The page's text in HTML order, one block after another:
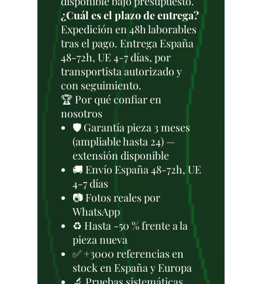
¿Cuál es el plazo de entrega?
Expedición en 48h laborables
tras el pago. Entrega España
48-72h, UE 4-7 días, por
transportista autorizado y
con seguimiento.
🏆 Por qué confiar en
nosotros
🛡️ Garantía pieza 3 meses
(ampliable hasta 24) —
extensión disponible
🚚 Envío España 48-72h, UE
4-7 días
📷 Fotos reales por
WhatsApp
♻️ Hasta -50 % frente a la
pieza nueva
✅ +3000 referencias en
stock en España y Europa